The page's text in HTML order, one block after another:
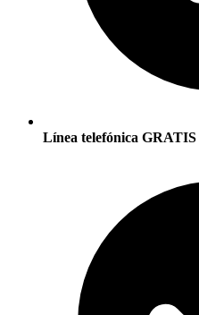
Línea telefónica GRATIS